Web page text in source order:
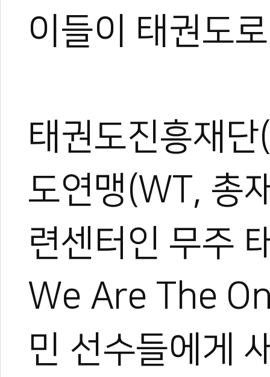
이들이 태권도
태권도진흥재
도연맹(WT, 총
련센터인 무주
We Are The
민 선수들에게